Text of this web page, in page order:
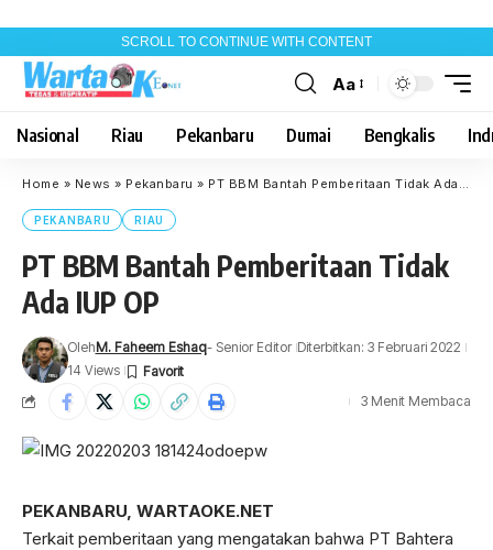
SCROLL TO CONTINUE WITH CONTENT
Font
Aa
Nasional Riau Pekanbaru Dumai Bengkalis
Home » News » Pekanbaru » PT BBM Bantah Pemberitaan Tidak Ada IUP OP
PEKANBARU RIAU
PT BBM Bantah Pemberitaan Tidak
Ada IUP OP
OlehM. Faheem Eshaq- Senior Editor Diterbitkan: 3 Februari 2022
14 Views
3 Menit Membaca
PEKANBARU, WARTAOKE.NET
Terkait pemberitaan yang mengatakan bahwa PT Bahtera